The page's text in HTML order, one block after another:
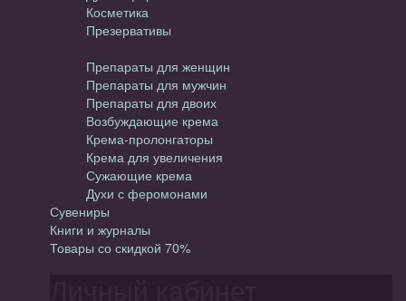
Косметика
Презервативы
Препараты для женщин
Препараты для мужчин
Препараты для двоих
Возбуждающие крема
Крема-пролонгаторы
Крема для увеличения
Сужающие крема
Духи с феромонами
Сувениры
Книги и журналы
Товары со скидкой 70%